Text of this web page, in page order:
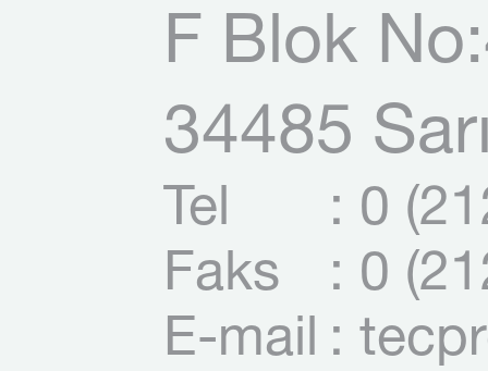
F Blok
34485
Tel
: 0
Faks
: 0
E-mail :